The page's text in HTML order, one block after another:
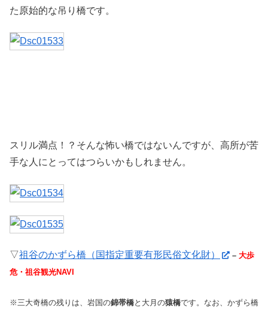
た原始的な吊り橋です。
スリル満点！？そんな怖い橋ではないんですが、高所が苦
手な人にとってはつらいかもしれません。
▽祖谷のかずら橋（国指定重要有形民俗文化財） – 大歩
危・祖谷観光NAVI
※三大奇橋の残りは、岩国の錦帯橋と大月の猿橋です。なお、かずら橋